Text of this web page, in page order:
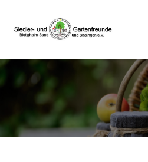
springen
3 B-Land